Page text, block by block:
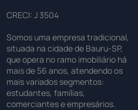
CRECI: J 3504
Somos uma empresa tradicional,
situada na cidade de Bauru-SP,
que opera no ramo imobiliário há
mais de 56 anos, atendendo os
mais variados segmentos:
estudantes, famílias,
comerciantes e empresários.